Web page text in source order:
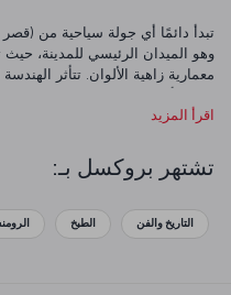
وهو الميدان الرئيسي للمدينة،
معمارية زاهية الألوان. تتأثر
والمعارض متعة حقيقة. متنزه
مغامراته. وإذا أردت أن ترى
(أتوميوم) الذي أصبح إحدى أيقونات
بازيليكا حيث قلب يسوع المقدس
اقرأ المزيد
تشتهر بروكسل بـ:
التاريخ والفن الطبخ